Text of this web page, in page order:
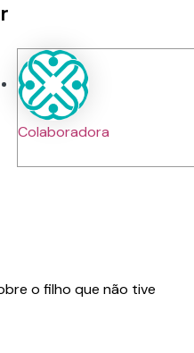
Colaboradora
o filho que não tive